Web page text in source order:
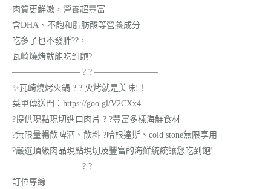
肉質更鮮嫩，營養超豐富
含DHA、不飽和脂肪酸等營養成分
吃多了也不發胖??，
瓦崎燒烤就能吃到飽?
———————— ? ? ———————–
✨瓦崎燒烤火鍋 ? ? 火烤就是美味!！
菜單傳送門：https://goo.gl/V2CXx4
?提供現點現切進口肉片 ? ?豐富多樣海鮮食材
?無限量暢飲啤酒、飲料 ?哈根達斯、cold stone無限享用
?嚴選頂級肉品現點現切及豐富的海鮮統統讓您吃到飽!
———————— ? ? ———————–
訂位專線